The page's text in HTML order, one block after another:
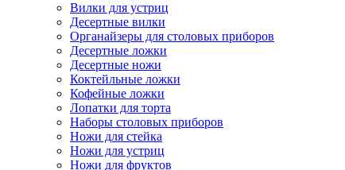
Вилки для устриц
Десертные вилки
Органайзеры для столовых приборов
Десертные ложки
Десертные ножи
Коктейльные ложки
Кофейные ложки
Лопатки для торта
Наборы столовых приборов
Ножи для стейка
Ножи для устриц
Ножи для фруктов